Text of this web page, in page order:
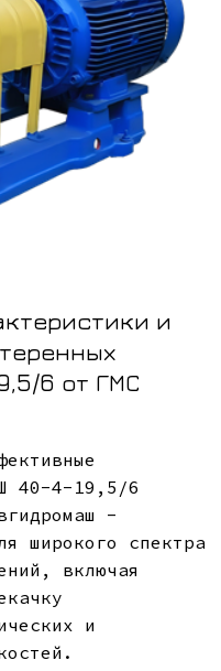
и
6 от ГМС
Ш 40-4-19,5/6
-
широкого спектра
включая
и